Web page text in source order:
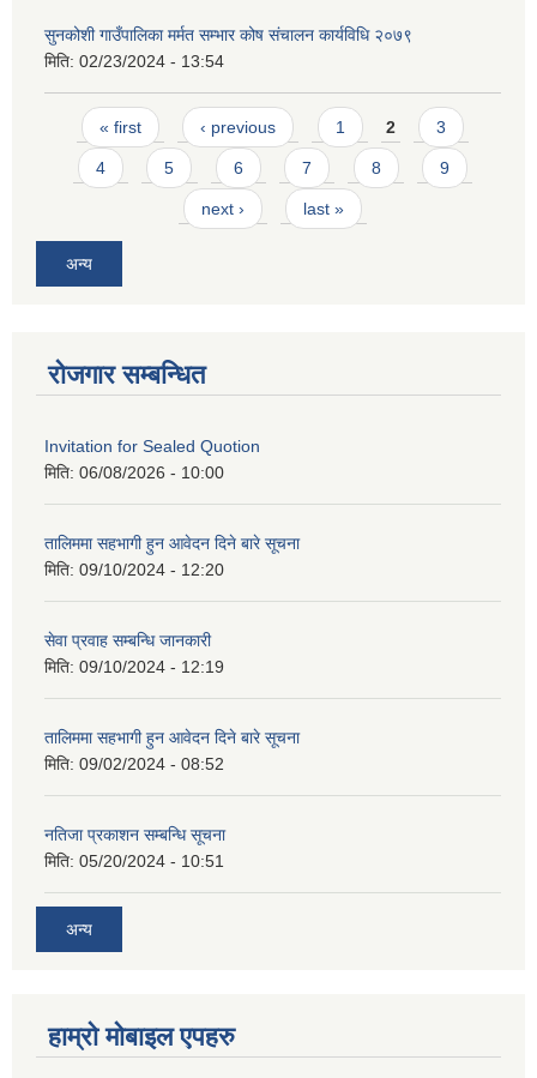
सुनकोशी गाउँपालिका मर्मत सम्भार कोष संचालन कार्यविधि २०७९
मिति: 02/23/2024 - 13:54
Pages
« first ‹ previous 1 2 3
4 5 6 7 8 9
next › last »
अन्य
रोजगार सम्बन्धित
Invitation for Sealed Quotion
मिति: 06/08/2026 - 10:00
तालिममा सहभागी हुन आवेदन दिने बारे सूचना
मिति: 09/10/2024 - 12:20
सेवा प्रवाह सम्बन्धि जानकारी
मिति: 09/10/2024 - 12:19
तालिममा सहभागी हुन आवेदन दिने बारे सूचना
मिति: 09/02/2024 - 08:52
नतिजा प्रकाशन सम्बन्धि सूचना
मिति: 05/20/2024 - 10:51
अन्य
हाम्राे माेबाइल एपहरु